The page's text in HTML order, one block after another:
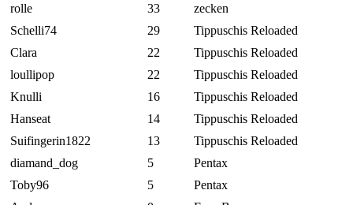
rolle
33
zecken
Schelli74
29
Tippuschis Reloaded
Clara
22
Tippuschis Reloaded
loullipop
22
Tippuschis Reloaded
Knulli
16
Tippuschis Reloaded
Hanseat
14
Tippuschis Reloaded
Suifingerin1822
13
Tippuschis Reloaded
diamand_dog
5
Pentax
Toby96
5
Pentax